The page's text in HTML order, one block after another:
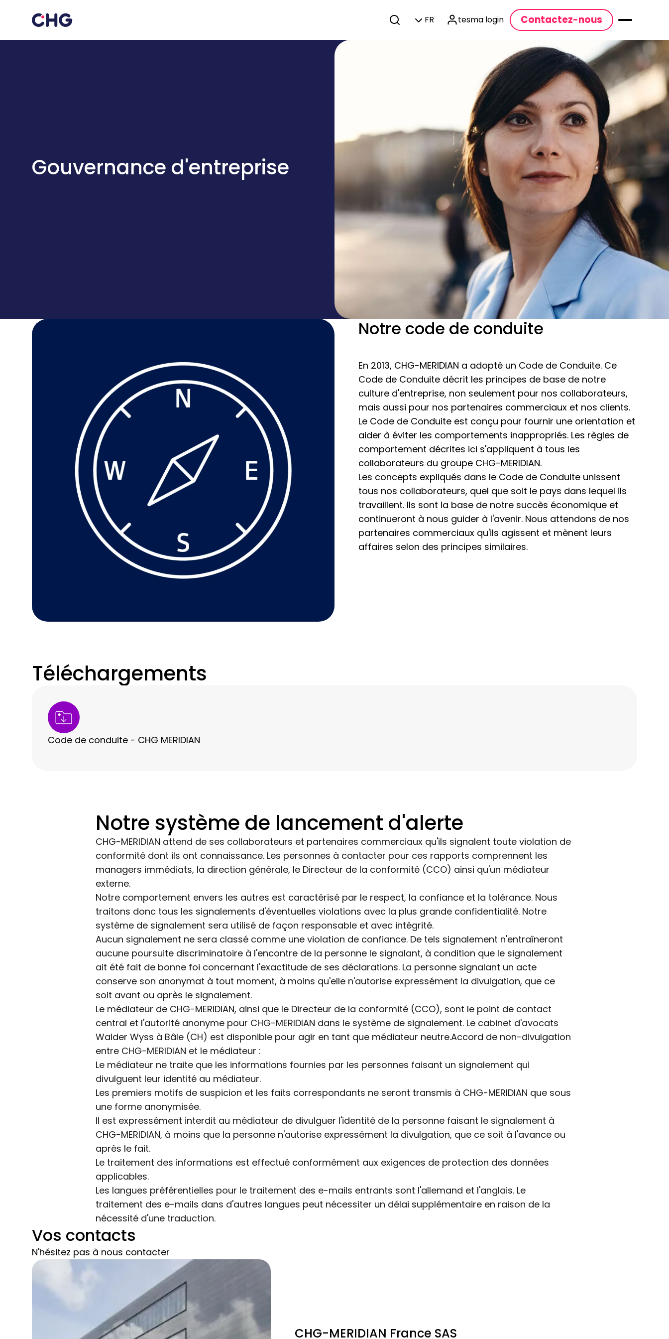
FR tesma login Contactez-nous
Gouvernance d'entreprise
Notre code de conduite
En 2013, CHG-MERIDIAN a adopté un Code de Conduite. Ce
Code de Conduite décrit les principes de base de notre
culture d'entreprise, non seulement pour nos collaborateurs,
mais aussi pour nos partenaires commerciaux et nos clients.
Le Code de Conduite est conçu pour fournir une orientation et
aider à éviter les comportements inappropriés. Les règles de
comportement décrites ici s'appliquent à tous les
collaborateurs du groupe CHG-MERIDIAN.
Les concepts expliqués dans le Code de Conduite unissent
tous nos collaborateurs, quel que soit le pays dans lequel ils
travaillent. Ils sont la base de notre succès économique et
continueront à nous guider à l'avenir. Nous attendons de nos
partenaires commerciaux qu'ils agissent et mènent leurs
affaires selon des principes similaires.
Téléchargements
Code de conduite - CHG MERIDIAN
Notre système de lancement d'alerte
CHG-MERIDIAN attend de ses collaborateurs et partenaires commerciaux qu'ils signalent toute violation de
conformité dont ils ont connaissance. Les personnes à contacter pour ces rapports comprennent les
managers immédiats, la direction générale, le Directeur de la conformité (CCO) ainsi qu'un médiateur
externe.
Notre comportement envers les autres est caractérisé par le respect, la confiance et la tolérance. Nous
traitons donc tous les signalements d'éventuelles violations avec la plus grande confidentialité. Notre
système de signalement sera utilisé de façon responsable et avec intégrité.
Aucun signalement ne sera classé comme une violation de confiance. De tels signalement n'entraîneront
aucune poursuite discriminatoire à l'encontre de la personne le signalant, à condition que le signalement
ait été fait de bonne foi concernant l'exactitude de ses déclarations. La personne signalant un acte
conserve son anonymat à tout moment, à moins qu'elle n'autorise expressément la divulgation, que ce
soit avant ou après le signalement.
Le médiateur de CHG-MERIDIAN, ainsi que le Directeur de la conformité (CCO), sont le point de contact
central et l'autorité anonyme pour CHG-MERIDIAN dans le système de signalement. Le cabinet d'avocats
Walder Wyss à Bâle (CH) est disponible pour agir en tant que médiateur neutre.Accord de non-divulgation
entre CHG-MERIDIAN et le médiateur :
Le médiateur ne traite que les informations fournies par les personnes faisant un signalement qui
divulguent leur identité au médiateur.
Les premiers motifs de suspicion et les faits correspondants ne seront transmis à CHG-MERIDIAN que sous
une forme anonymisée.
Il est expressément interdit au médiateur de divulguer l'identité de la personne faisant le signalement à
CHG-MERIDIAN, à moins que la personne n'autorise expressément la divulgation, que ce soit à l'avance ou
après le fait.
Le traitement des informations est effectué conformément aux exigences de protection des données
applicables.
Les langues préférentielles pour le traitement des e-mails entrants sont l'allemand et l'anglais. Le
traitement des e-mails dans d'autres langues peut nécessiter un délai supplémentaire en raison de la
nécessité d'une traduction.
Vos contacts
N'hésitez pas à nous contacter
CHG-MERIDIAN France SAS